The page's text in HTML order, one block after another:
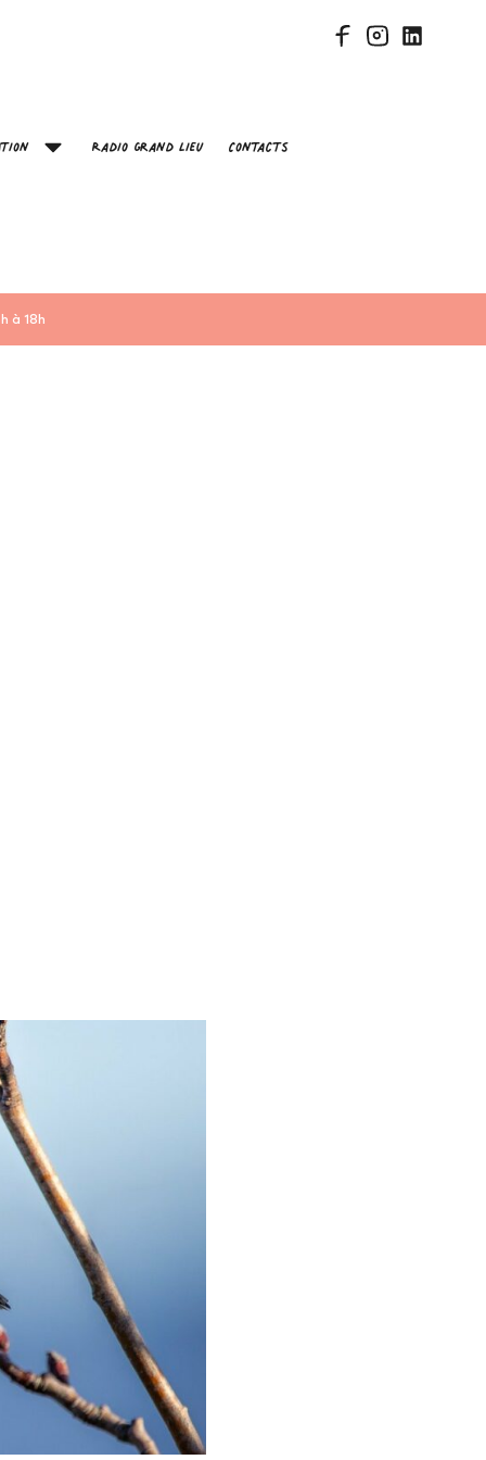
Radio Grand Lieu Contacts
à 18h